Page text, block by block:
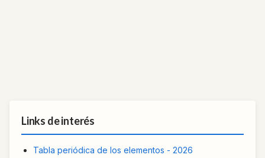
Links de interés
Tabla periódica de los elementos - 2026